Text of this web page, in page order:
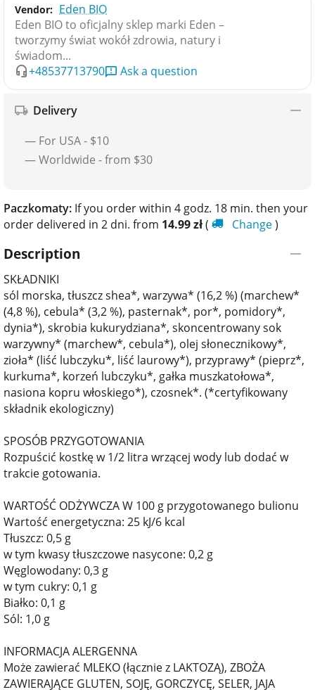
Vendor: Eden BIO
Eden BIO to oficjalny sklep marki Eden –
tworzymy świat wokół zdrowia, natury i
świadom...
+48537713790
Ask a question
Delivery
— For USA - $10
— Worldwide - from $30
Paczkomaty: If you order within 4 godz. 18 min. then your
order delivered in 2 dni. from 14.99zł( Change)
Description
SKŁADNIKI
sól morska, tłuszcz shea*, warzywa* (16,2 %) (marchew*
(4,8 %), cebula* (3,2 %), pasternak*, por*, pomidory*,
dynia*), skrobia kukurydziana*, skoncentrowany sok
warzywny* (marchew*, cebula*), olej słonecznikowy*,
zioła* (liść lubczyku*, liść laurowy*), przyprawy* (pieprz*,
kurkuma*, korzeń lubczyku*, gałka muszkatołowa*,
nasiona kopru włoskiego*), czosnek*. (*certyfikowany
składnik ekologiczny)
SPOSÓB PRZYGOTOWANIA
Rozpuścić kostkę w 1/2 litra wrzącej wody lub dodać w
trakcie gotowania.
WARTOŚĆ ODŻYWCZA W 100 g przygotowanego bulionu
Wartość energetyczna: 25 kJ/6 kcal
Tłuszcz: 0,5 g
w tym kwasy tłuszczowe nasycone: 0,2 g
Węglowodany: 0,3 g
w tym cukry: 0,1 g
Białko: 0,1 g
Sól: 1,0 g
INFORMACJA ALERGENNA
Może zawierać MLEKO (łącznie z LAKTOZĄ), ZBOŻA
ZAWIERAJĄCE GLUTEN, SOJĘ, GORCZYCĘ, SELER, JAJA